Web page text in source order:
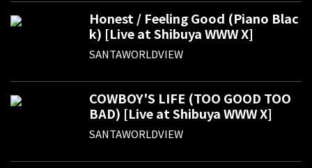
Honest / Feeling Good (Piano Blac
k) [Live at Shibuya WWW X]
SANTAWORLDVIEW
COWBOY'S LIFE (TOO GOOD TOO
BAD) [Live at Shibuya WWW X]
SANTAWORLDVIEW